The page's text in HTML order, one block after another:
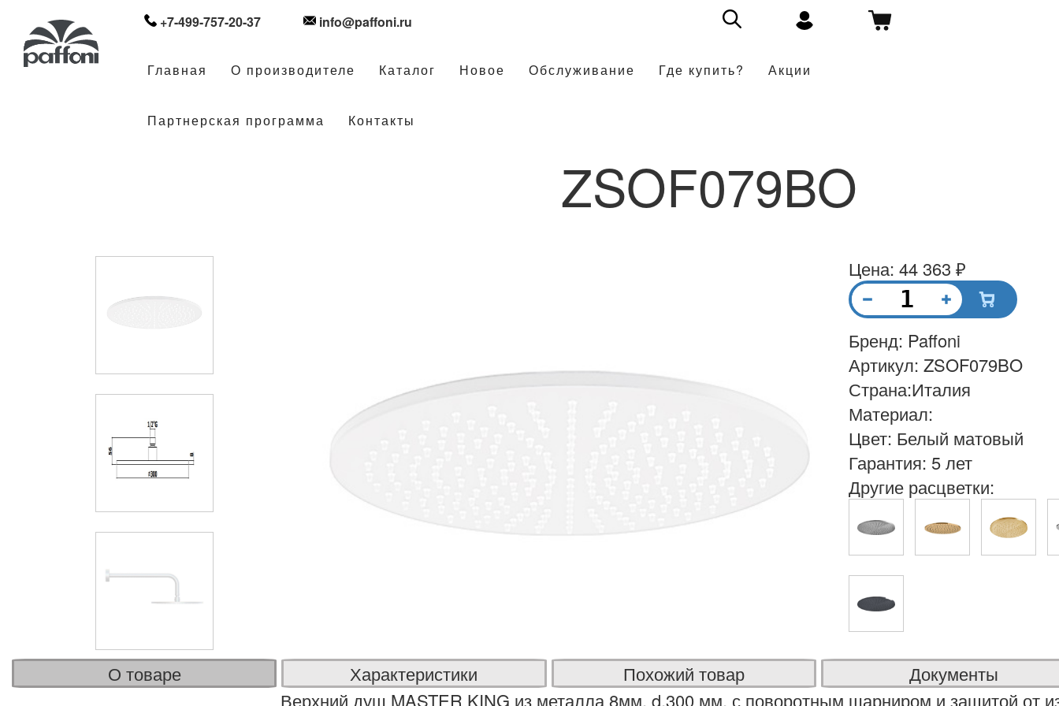
+7-499-757-20-37 info@paffoni.ru
Главная О производителе Каталог Новое Обслуживание Где купить? Акции
Партнерская программа Контакты
ZSOF079BO
О товаре Характеристики Похожий товар
Документы
Верхний душ MASTER KING из металла 8мм, d.300 мм, с поворотным шарниром и защитой от
Цена: 44 363 ₽
Бренд: Paffoni
Артикул: ZSOF079BO
Страна:Италия
Материал:
Цвет: Белый матовый
Гарантия: 5 лет
Другие расцветки: